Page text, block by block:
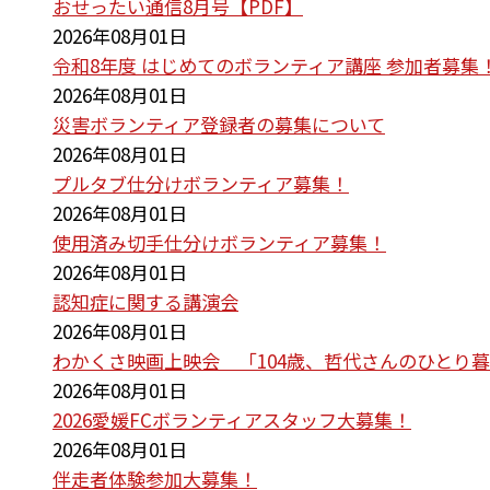
おせったい通信8月号【PDF】
2026年08月01日
令和8年度 はじめてのボランティア講座 参加者募集！
2026年08月01日
災害ボランティア登録者の募集について
2026年08月01日
プルタブ仕分けボランティア募集！
2026年08月01日
使用済み切手仕分けボランティア募集！
2026年08月01日
認知症に関する講演会
2026年08月01日
わかくさ映画上映会 「104歳、哲代さんのひとり暮
2026年08月01日
2026愛媛FCボランティアスタッフ大募集！
2026年08月01日
伴走者体験参加大募集！